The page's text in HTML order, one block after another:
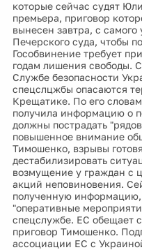
которые сейчас судят
премьера, приговор
вынесен завтра, с
Печерского суда, чтобы
Гособвинение требует
годам лишения свободы.
Службе безопасности
спецслцжбы опасаются
Крещатике. По его
получила информацию о
должны пострадать
повышенное внимание
Тимошенко, взрывы
дестабилизировать
возмущение у граждан с
акций неповиновения.
полученную
"оперативные
спецслужбе. ЕС обещает
приговор Тимошенко.
ассоциации ЕС с